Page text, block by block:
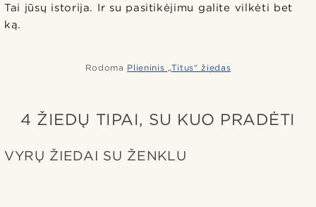
Tai jūsų istorija. Ir su pasitikėjimu galite vilkėti bet
ką.
Rodoma Plieninis „Titus“ žiedas
4 ŽIEDŲ TIPAI, SU KUO PRADĖTI
VYRŲ ŽIEDAI SU ŽENKLU